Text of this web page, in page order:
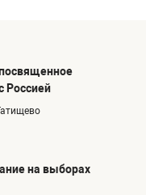
Россией
на выборах